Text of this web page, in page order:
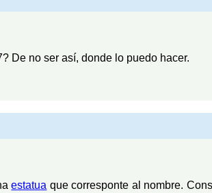
De no ser así, donde lo puedo hacer.
estatua que corresponte al nombre.